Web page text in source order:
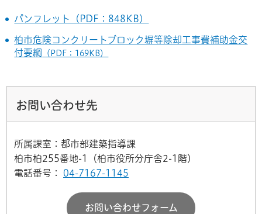
パンフレット（PDF：848KB）
柏市危険コンクリートブロック塀等除却工事費補助金交
付要綱
（PDF：169KB）
お問い合わせ先
所属課室：都市部建築指導課
柏市柏255番地-1（柏市役所分庁舎2-1階）
電話番号：
04-7167-1145
お問い合わせフォーム